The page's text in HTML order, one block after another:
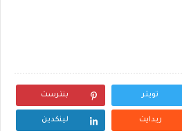
تويتر بنترست
ريدايت لينكدين